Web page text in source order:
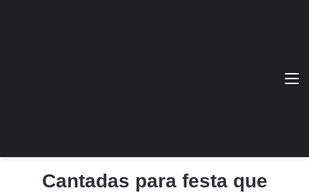
Cantadas para festa que